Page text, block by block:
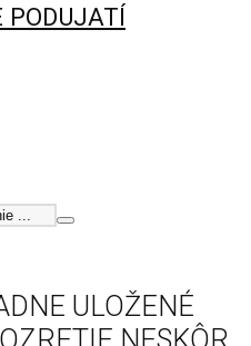
PODUJATÍ
ULOŽENÉ
NESKÔR.